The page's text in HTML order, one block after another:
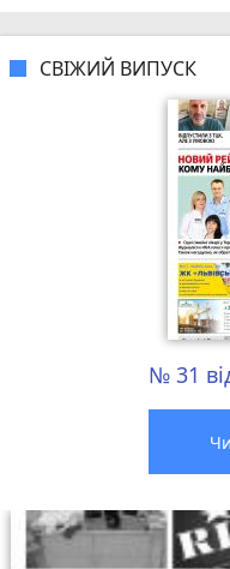
СВІЖИЙ ВИПУСК
№ 31